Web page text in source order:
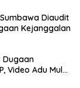
Diaudit
Kejanggalan
Dugaan
Video Adu Mulut